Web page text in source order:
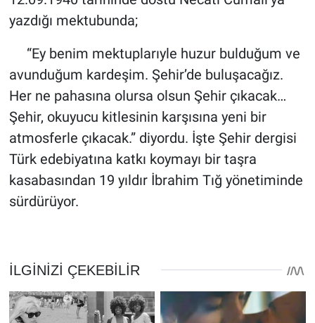
yazdığı mektubunda;
“Ey benim mektuplarıyle huzur bulduğum ve
avunduğum kardeşim. Şehir’de buluşacağız.
Her ne pahasına olursa olsun Şehir çıkacak…
Şehir, okuyucu kitlesinin karşısına yeni bir
atmosferle çıkacak.” diyordu. İşte Şehir dergisi
Türk edebiyatına katkı koymayı bir taşra
kasabasından 19 yıldır İbrahim Tığ yönetiminde
sürdürüyor.